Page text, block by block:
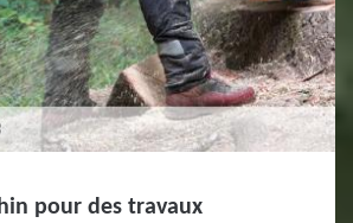
pour des travaux